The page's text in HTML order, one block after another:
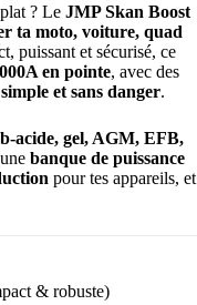
? Le JMP Skan Boost
ta moto, voiture, quad
puissant et sécurisé, ce
en pointe, avec des
et sans danger.
acide, gel, AGM, EFB,
banque de puissance
pour tes appareils, et
& robuste)